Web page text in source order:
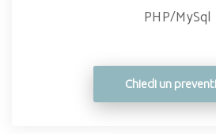
PHP/MySql
Chiedi un